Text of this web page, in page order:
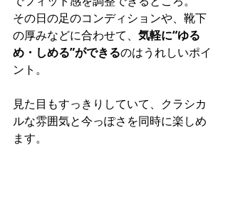
その日の足のコンディションや、靴下
の厚みなどに合わせて、 気軽に“ゆる
め・しめる”ができるのはうれしいポイ
ント。
見た目もすっきりしていて、クラシカ
ルな雰囲気と今っぽさを同時に楽しめ
ます。